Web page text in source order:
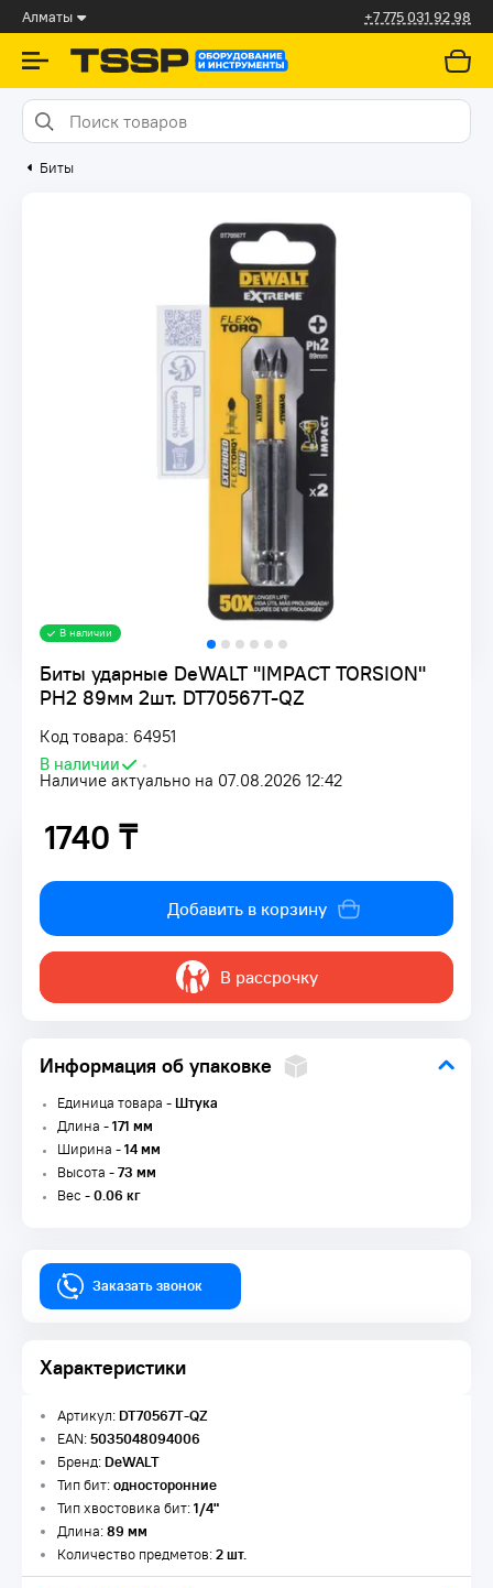
Алматы +7 775 031 92 98
Биты
Биты ударные DeWALT "IMPACT TORSION"
PH2 89мм 2шт. DT70567T-QZ
Код товара: 64951
В наличии
•
Наличие актуально на 07.08.2026 12:42
В наличии
1740 ₸
1740 ₸
Добавить в корзину
В рассрочку
Информация об упаковке
Единица товара -Штука
Длина -171 мм
Ширина -14 мм
Высота -73 мм
Вес -0.06 кг
Заказать звонок
Характеристики
Артикул:DT70567T-QZ
EAN:5035048094006
Бренд:DeWALT
Тип бит:односторонние
Тип хвостовика бит:1/4"
Длина:89 мм
Количество предметов:2 шт.